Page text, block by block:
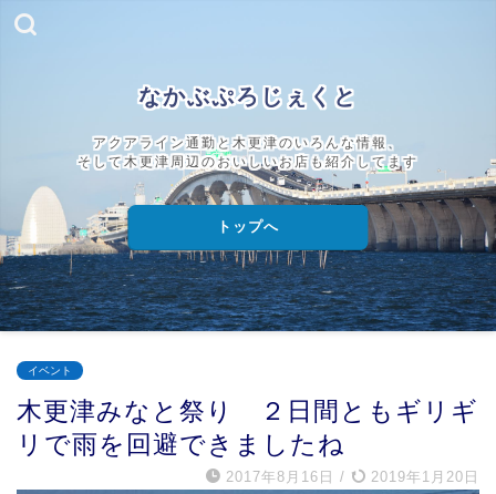
なかぶぷろじぇくと
アクアライン通勤と木更津のいろんな情報、
そして木更津周辺のおいしいお店も紹介してます
トップへ
イベント
木更津みなと祭り ２日間ともギリギ
リで雨を回避できましたね
2017年8月16日 / 2019年1月20日